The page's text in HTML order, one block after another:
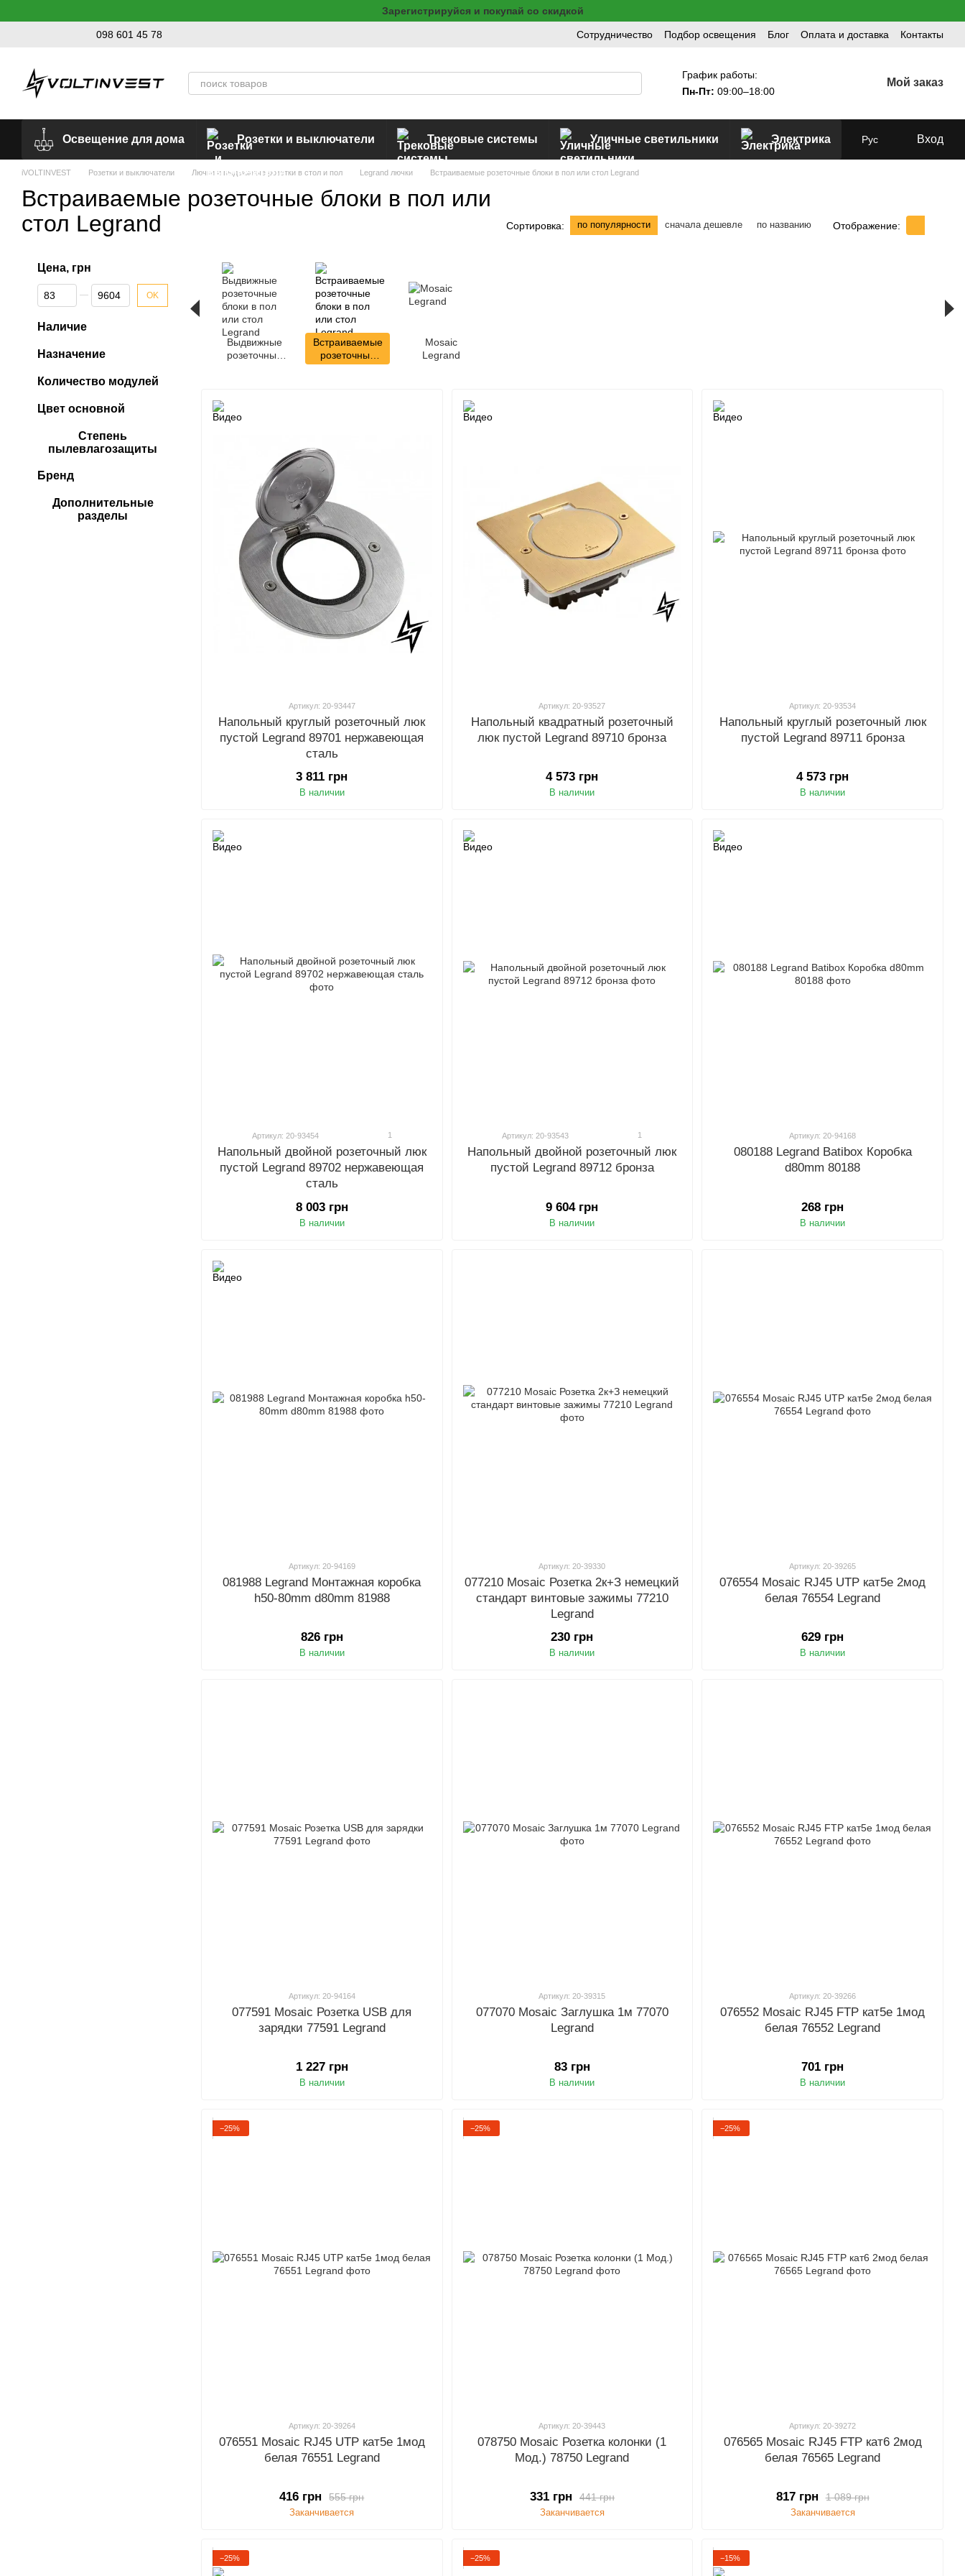
Зарегистрируйся и покупай со скидкой
098 601 45 78 Сотрудничество Подбор освещения Блог Оплата и доставка Контакты
График работы:
Пн-Пт:09:00–18:00
Мой заказ
Освещение для дома Розетки и выключатели Трековые системы Уличные светильники Электрика Рус Вход
iVOLTINVEST Розетки и выключатели Лючки и выдвижные розетки в стол и пол Legrand лючки Встраиваемые розеточные блоки в пол или стол Legrand
Встраиваемые розеточные блоки в пол или
стол Legrand
Сортировка: по популярности сначала дешевле по названию Отображение:
Выдвижные
розеточные
Встраиваемые
розеточные
блоки в пол
Mosaic
Legrand
Артикул: 20-93447
Напольный круглый розеточный люк
пустой Legrand 89701 нержавеющая
сталь
3 811 грн
В наличии
Артикул: 20-93527
Напольный квадратный розеточный
люк пустой Legrand 89710 бронза
4 573 грн
В наличии
Артикул: 20-93534
Напольный круглый розеточный люк
пустой Legrand 89711 бронза
4 573 грн
В наличии
Артикул: 20-93454 1
Напольный двойной розеточный люк
пустой Legrand 89702 нержавеющая
сталь
8 003 грн
В наличии
Артикул: 20-93543 1
Напольный двойной розеточный люк
пустой Legrand 89712 бронза
9 604 грн
В наличии
Артикул: 20-94168
080188 Legrand Batibox Коробка
d80mm 80188
268 грн
В наличии
Артикул: 20-94169
081988 Legrand Монтажная коробка
h50-80mm d80mm 81988
826 грн
В наличии
Артикул: 20-39330
077210 Mosaic Розетка 2к+З немецкий
стандарт винтовые зажимы 77210
Legrand
230 грн
В наличии
Артикул: 20-39265
076554 Mosaic RJ45 UTP кат5е 2мод
белая 76554 Legrand
629 грн
В наличии
Артикул: 20-94164
077591 Mosaic Розетка USB для
зарядки 77591 Legrand
1 227 грн
В наличии
Артикул: 20-39315
077070 Mosaic Заглушка 1м 77070
Legrand
83 грн
В наличии
Артикул: 20-39266
076552 Mosaic RJ45 FTP кат5е 1мод
белая 76552 Legrand
701 грн
В наличии
−25%
Артикул: 20-39264
076551 Mosaic RJ45 UTP кат5е 1мод
белая 76551 Legrand
555 грн
416 грн
Заканчивается
−25%
Артикул: 20-39443
078750 Mosaic Розетка колонки (1
Мод.) 78750 Legrand
441 грн
331 грн
Заканчивается
−25%
Артикул: 20-39272
076565 Mosaic RJ45 FTP кат6 2мод
белая 76565 Legrand
1 089 грн
817 грн
Заканчивается
−25% −25% −15%
Цена, грн
От Цена, грн
До Цена, грн OK
Наличие
Назначение
Количество модулей
Цвет основной
Степень
пылевлагозащиты
Бренд
Дополнительные
разделы